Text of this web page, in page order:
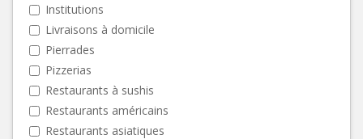
Institutions
Livraisons à domicile
Pierrades
Pizzerias
Restaurants à sushis
Restaurants américains
Restaurants asiatiques